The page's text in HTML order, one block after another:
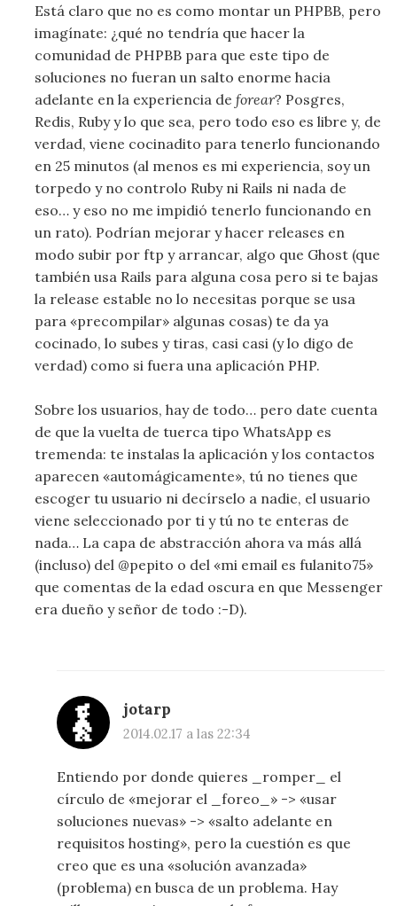
Está claro que no es como montar un PHPBB, pero
imagínate: ¿qué no tendría que hacer la
comunidad de PHPBB para que este tipo de
soluciones no fueran un salto enorme hacia
adelante en la experiencia deforear? Posgres,
Redis, Ruby y lo que sea, pero todo eso es libre y, de
verdad, viene cocinadito para tenerlo funcionando
en 25 minutos (al menos es mi experiencia, soy un
torpedo y no controlo Ruby ni Rails ni nada de
eso… y eso no me impidió tenerlo funcionando en
un rato). Podrían mejorar y hacer releases en
modo subir por ftp y arrancar, algo que Ghost (que
también usa Rails para alguna cosa pero si te bajas
la release estable no lo necesitas porque se usa
para «precompilar» algunas cosas) te da ya
cocinado, lo subes y tiras, casi casi (y lo digo de
verdad) como si fuera una aplicación PHP.
Sobre los usuarios, hay de todo… pero date cuenta
de que la vuelta de tuerca tipo WhatsApp es
tremenda: te instalas la aplicación y los contactos
aparecen «automágicamente», tú no tienes que
escoger tu usuario ni decírselo a nadie, el usuario
viene seleccionado por ti y tú no te enteras de
nada… La capa de abstracción ahora va más allá
(incluso) del @pepito o del «mi email es fulanito75»
que comentas de la edad oscura en que Messenger
era dueño y señor de todo :-D).
jotarp
2014.02.17 a las 22:34
Entiendo por donde quieres _romper_ el
círculo de «mejorar el _foreo_» -> «usar
soluciones nuevas» -> «salto adelante en
requisitos hosting», pero la cuestión es que
creo que es una «solución avanzada»
(problema) en busca de un problema. Hay